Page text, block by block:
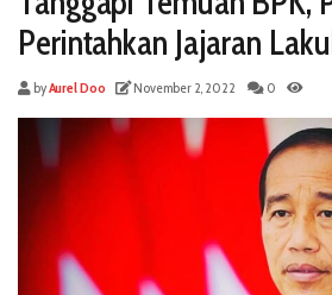
Perintahkan Jajaran
byAurel Doo November 2, 2022 0